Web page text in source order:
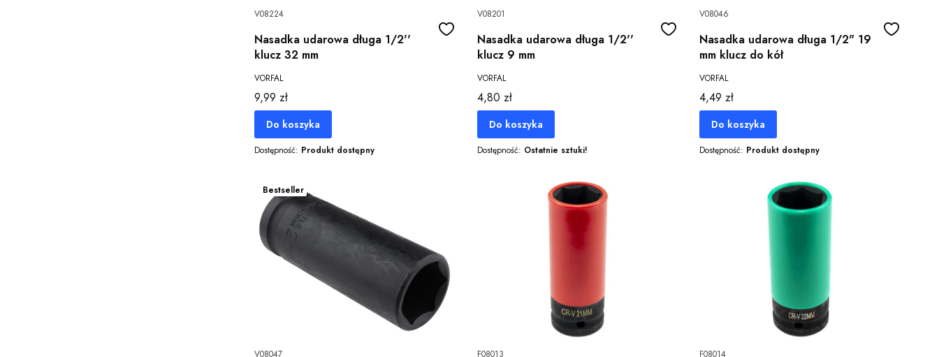
V08224
Nasadka udarowa długa 1/2''
klucz 32 mm
VORFAL
Cena
9,99 zł
Do koszyka
Dostępność: Produkt dostępny
V08201
Nasadka udarowa długa 1/2''
klucz 9 mm
VORFAL
Cena
4,80 zł
Do koszyka
Dostępność: Ostatnie sztuki!
V08046
Nasadka udarowa długa 1/2" 19
mm klucz do kół
VORFAL
Cena
4,49 zł
Do koszyka
Dostępność: Produkt dostępny
Bestseller
V08047 F08013 F08014